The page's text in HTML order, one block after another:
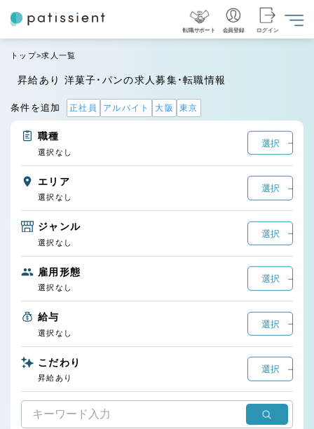
転職サポート 会員登録 ログイン
トップ 求人一覧
昇給あり 洋菓子・パンの求人募集・転職情報
条件を追加 正社員 アルバイト 大阪 東京
職種
選択
選択なし
エリア
選択
選択なし
ジャンル
選択
選択なし
雇用形態
選択
選択なし
給与
選択
選択なし
こだわり
選択
昇給あり